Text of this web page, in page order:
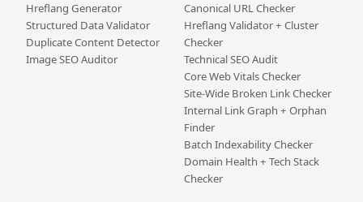
Hreflang Generator
Structured Data Validator
Duplicate Content Detector
Image SEO Auditor
Canonical URL Checker
Hreflang Validator + Cluster
Checker
Technical SEO Audit
Core Web Vitals Checker
Site-Wide Broken Link Checker
Internal Link Graph + Orphan
Finder
Batch Indexability Checker
Domain Health + Tech Stack
Checker